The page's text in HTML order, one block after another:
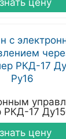
цену
РКД-17
цену